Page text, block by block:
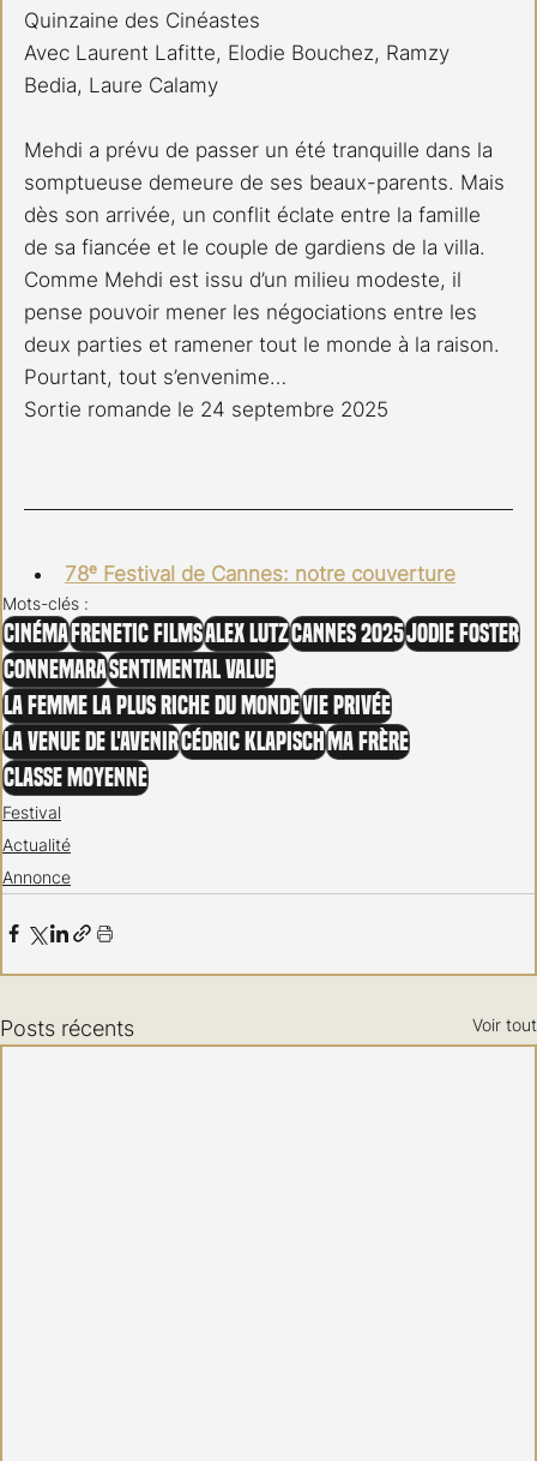
Quinzaine des Cinéastes
Avec Laurent Lafitte, Elodie Bouchez, Ramzy
Bedia, Laure Calamy
Mehdi a prévu de passer un été tranquille dans la
somptueuse demeure de ses beaux-parents. Mais
dès son arrivée, un conflit éclate entre la famille
de sa fiancée et le couple de gardiens de la villa.
Comme Mehdi est issu d’un milieu modeste, il
pense pouvoir mener les négociations entre les
deux parties et ramener tout le monde à la raison.
Pourtant, tout s’envenime…
Sortie romande le 24 septembre 2025
78ᵉ Festival de Cannes: notre couverture
Mots-clés :
Cinéma Frenetic FilmsAlex LutzCannes 2025Jodie Foster
ConnemaraSentimental Value
La Femme la plus Riche du MondeVie Privée
La Venue de L'avenirCédric KlapischMa Frère
Classe Moyenne
Festival
Actualité
Annonce
Posts récents Voir tout